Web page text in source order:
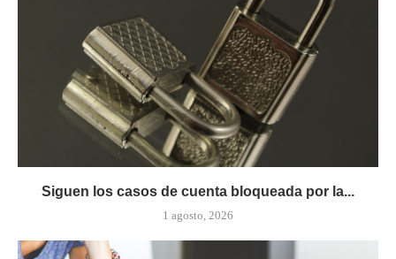
Siguen los casos de cuenta bloqueada por la...
1 agosto, 2026